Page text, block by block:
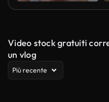
Video stock gratuiti
un vlog
Più recente